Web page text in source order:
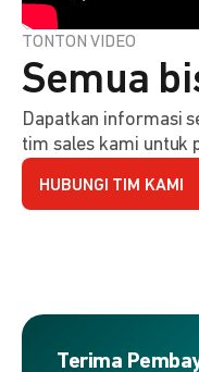
TONTON VIDEO
Semua
Dapatkan informasi
tim sales kami untuk
HUBUNGI TIM KAMI
Terima